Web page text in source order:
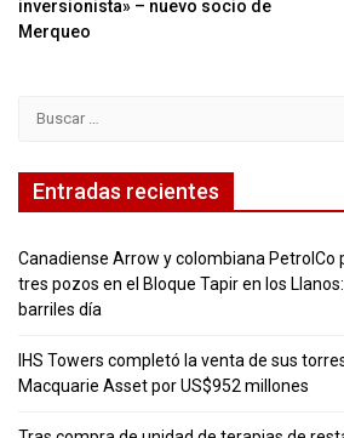
entradas
inversionista» – nuevo socio de
Merqueo
Entradas recientes
Canadiense Arrow y colombiana PetrolCo
tres pozos en el Bloque Tapir en los
barriles día
IHS Towers completó la venta de sus
Macquarie Asset por US$952 millones